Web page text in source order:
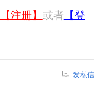
【注册】 或者 【登
发私信